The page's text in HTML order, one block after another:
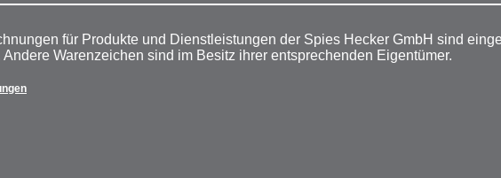
für Produkte und Dienstleistungen der Spies Hecker GmbH sind
Warenzeichen sind im Besitz ihrer entsprechenden Eigentümer.